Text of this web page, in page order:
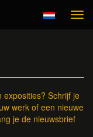
exposities? Schrijf je
werk of een nieuwe
je de nieuwsbrief